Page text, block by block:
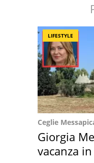
LIFESTYLE
Ceglie
Giorgia
vacanza